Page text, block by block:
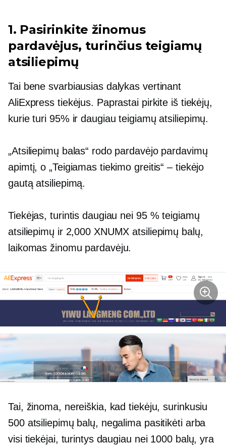
1. Pasirinkite žinomus
pardavėjus, turinčius teigiamų
atsiliepimų
Tai bene svarbiausias dalykas vertinant
AliExpress tiekėjus. Paprastai pirkite iš tiekėjų,
kurie turi 95% ir daugiau teigiamų atsiliepimų.
„Atsiliepimų balas“ rodo pardavėjo pardavimų
apimtį, o „Teigiamas tiekimo greitis“ – tiekėjo
gautą atsiliepimą.
Tiekėjas, turintis daugiau nei 95 % teigiamų
atsiliepimų ir 2,000 XNUMX atsiliepimų balų,
laikomas žinomu pardavėju.
Tai, žinoma, nereiškia, kad tiekėju, surinkusiu
500 atsiliepimų balų, negalima pasitikėti arba
visi tiekėjai, turintys daugiau nei 1000 balų, yra